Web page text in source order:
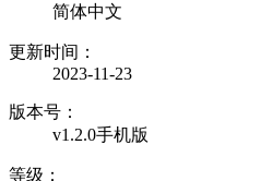
简体中文
更新时间：
2023-11-23
版本号：
v1.2.0手机版
等级：